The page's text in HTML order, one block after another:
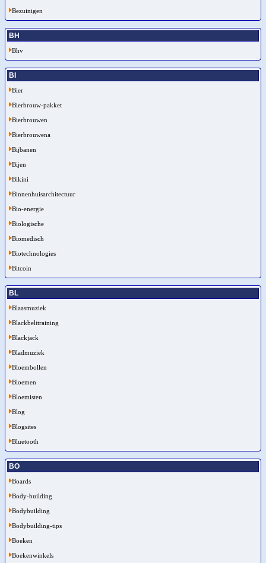
Bezuinigen
BH
Bhv
BI
Bier
Bierbrouw-pakket
Bierbrouwen
Bierbrouwena
Bijbanen
Bijen
Bikini
Binnenhuisarchitectuur
Bio-energie
Biologische
Biomedisch
Biotechnologies
Bitcoin
BL
Blaasmuziek
Blackbelttraining
Blackjack
Bladmuziek
Bloembollen
Bloemen
Bloemisten
Blog
Blogsites
Bluetooth
BO
Boards
Body-building
Bodybuilding
Bodybuilding-tips
Boeken
Boekenwinkels